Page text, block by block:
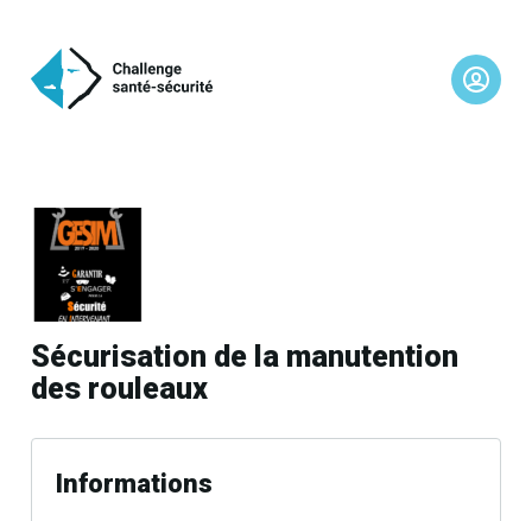
Sécurisation de la manutention
des rouleaux
Informations